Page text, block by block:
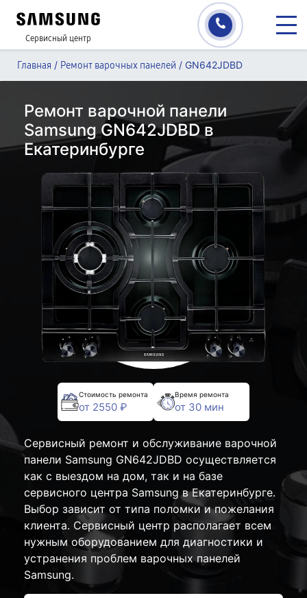
Сервисный центр
Главная / Ремонт варочных панелей / GN642JDBD
Ремонт варочной панели
Samsung GN642JDBD в
Екатеринбурге
Стоимость ремонта
от 2550 ₽
Время ремонта
от 30 мин
Сервисный ремонт и обслуживание варочной
панели Samsung GN642JDBD осуществляется
как с выездом на дом, так и на базе
сервисного центра Samsung в Екатеринбурге.
Выбор зависит от типа поломки и пожелания
клиента. Сервисный центр располагает всем
нужным оборудованием для диагностики и
устранения проблем варочных панелей
Samsung.